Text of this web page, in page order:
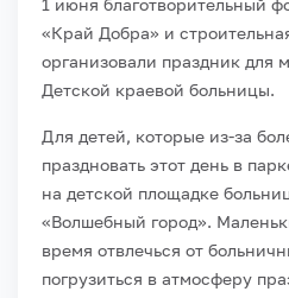
«Край Добра» и
организовали праздник для
Детской краевой больницы.
Для детей, которые из-за
праздновать этот день в
на детской площадке
«Волшебный город».
время отвлечься от
погрузиться в атмосферу